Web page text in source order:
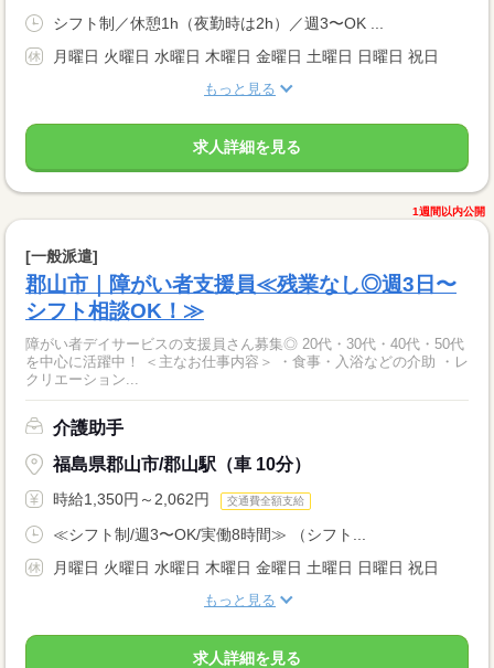
シフト制／休憩1h（夜勤時は2h）／週3〜OK ...
月曜日 火曜日 水曜日 木曜日 金曜日 土曜日 日曜日 祝日
もっと見る
求人詳細を見る
1週間以内公開
[一般派遣]
郡山市｜障がい者支援員≪残業なし◎週3日〜
シフト相談OK！≫
障がい者デイサービスの支援員さん募集◎ 20代・30代・40代・50代
を中心に活躍中！ ＜主なお仕事内容＞ ・食事・入浴などの介助 ・レ
クリエーション...
介護助手
福島県郡山市/郡山駅（車 10分）
時給1,350円～2,062円 交通費全額支給
≪シフト制/週3〜OK/実働8時間≫ （シフト...
月曜日 火曜日 水曜日 木曜日 金曜日 土曜日 日曜日 祝日
もっと見る
求人詳細を見る